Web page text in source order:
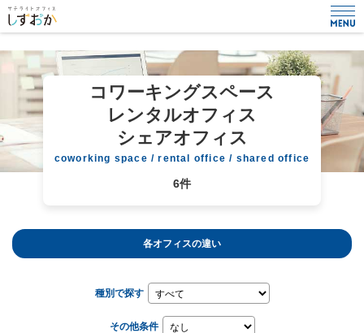
コワーキングスペース
レンタルオフィス
シェアオフィス
coworking space / rental office / shared office
6件
各オフィスの違い
種別で探す
その他条件